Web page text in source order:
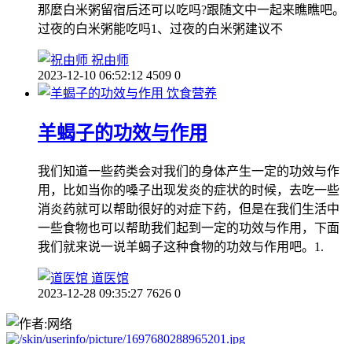
那麼白米粥留宿后还可以吃吗?跟随文中一起来瞧瞧吧。
过夜的白米粥能吃吗1、过夜的白米粥建议不
祝由师
2023-12-10 06:52:12 4509 0
饮食营养
羊蝎子的功效与作用
我们知道一些药类会对我们的身体产生一定的功效与作
用，比如当你的嗓子出现发炎的症状的时候，去吃一些
消炎药就可以帮助很好的对症下药，但是在我们生活中
一些食物也可以帮助我们起到一定的功效与作用，下面
我们就来说一说羊蝎子这种食物的功效与作用吧。1.
道医馆
2023-12-28 09:35:27 7626 0